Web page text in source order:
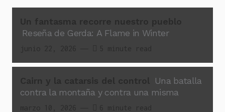
Reseña de Gerda: A Flame in Winter
Una batalla
contra la montaña y contra una misma